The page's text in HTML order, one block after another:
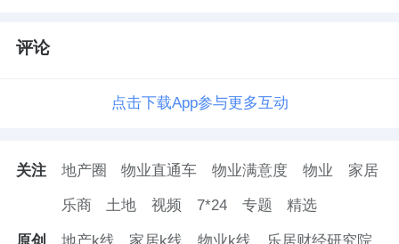
评论
点击下载App参与更多互动
关注 地产圈 物业直通车 物业满意度 物业 家居
乐商 土地 视频 7*24 专题 精选